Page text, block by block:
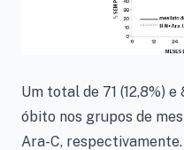
Um total de 71 (12,8%)
óbito nos grupos de
Ara-C,